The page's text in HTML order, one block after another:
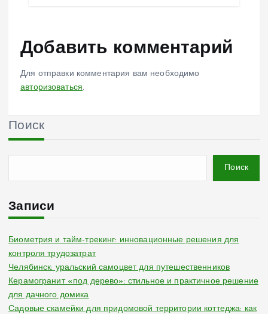
Добавить комментарий
Для отправки комментария вам необходимо
авторизоваться.
Поиск
Поиск
Записи
Биометрия и тайм-трекинг: инновационные решения для
контроля трудозатрат
Челябинск: уральский самоцвет для путешественников
Керамогранит «под дерево»: стильное и практичное решение
для дачного домика
Садовые скамейки для придомовой территории коттеджа: как